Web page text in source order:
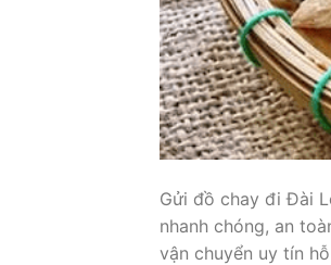
Gửi đồ chay đi Đài
nhanh chóng, an
vận chuyển uy tín